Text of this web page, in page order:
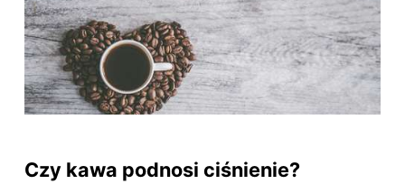
Czy kawa podnosi ciśnienie?